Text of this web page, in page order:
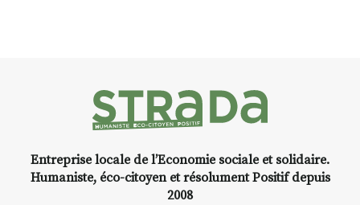
Entreprise locale de l’Economie sociale et solidaire.
Humaniste, éco-citoyen et résolument Positif depuis
2008